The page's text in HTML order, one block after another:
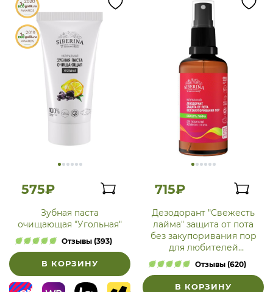
575₽
Зубная паста
очищающая "Угольная"
Отзывы (393)
В КОРЗИНУ
715₽
Дезодорант "Свежесть
лайма" защита от пота
без закупоривания пор
для любителей
активного спорта
Отзывы (620)
В КОРЗИНУ